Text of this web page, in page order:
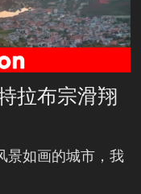
拉布宗滑翔
景如画的城市，我